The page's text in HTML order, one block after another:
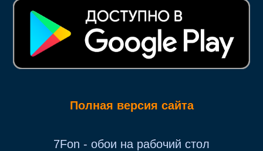
Полная версия сайта
7Fon - обои на рабочий стол